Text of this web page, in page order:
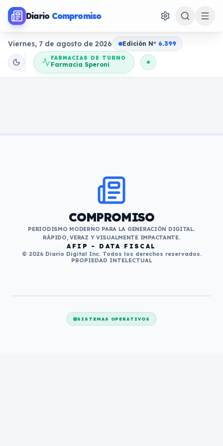
Diario Compromiso
Viernes, 7 de agosto de 2026 Edición No 6.399
FARMACIAS DE TURNO
Farmacia Speroni
COMPROMISO
PERIODISMO MODERNO PARA LA GENERACIÓN DIGITAL.
RÁPIDO, VERAZ Y VISUALMENTE IMPACTANTE.
AFIP - DATA FISCAL
© 2026 Diario Digital Inc. Todos los derechos reservados.
PROPIEDAD INTELECTUAL
SISTEMAS OPERATIVOS